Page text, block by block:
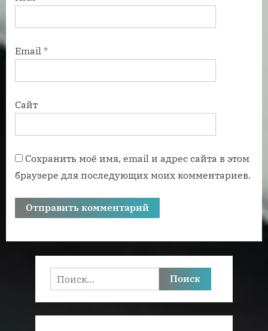
Email *
Сайт
Сохранить моё имя, email и адрес сайта в этом
браузере для последующих моих комментариев.
Найти: